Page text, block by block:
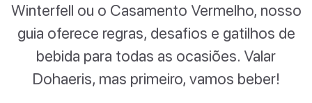
Winterfell ou o Casamento Vermelho, nosso
guia oferece regras, desafios e gatilhos de
bebida para todas as ocasiões. Valar
Dohaeris, mas primeiro, vamos beber!